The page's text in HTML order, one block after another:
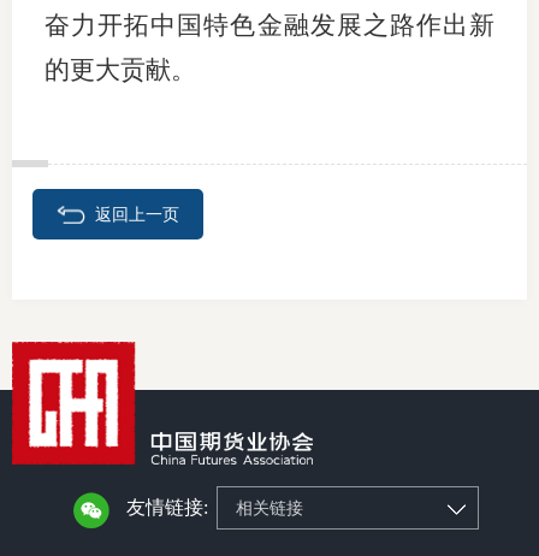
奋力开拓中国特色金融发展之路作出新
的更大贡献。
返回上一页
友情链接: 相关链接